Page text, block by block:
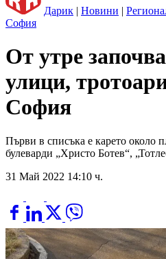
Дарик | Новини |
София
От утре
улици,
София
Първи в списъка е карето около
булеварди „Христо Ботев“,
31 Май 2022 14:10 ч.